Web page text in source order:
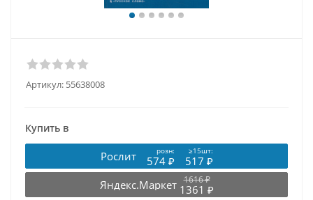
Артикул: 55638008
Купить в
Рослит розн: ≥15шт:
574 ₽
517 ₽
Яндекс.Маркет 1616 ₽
1361 ₽